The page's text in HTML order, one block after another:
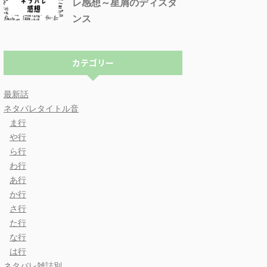
レ感想～星屑のディスタ
ンス
カテゴリー
最新話
ネタバレタイトル音
ま行
や行
ら行
わ行
あ行
か行
さ行
た行
な行
は行